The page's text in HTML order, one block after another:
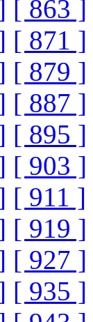
[ 863 ]
[ 871 ]
[ 879 ]
[ 887 ]
[ 895 ]
[ 903 ]
[ 911 ]
[ 919 ]
[ 927 ]
[ 935 ]